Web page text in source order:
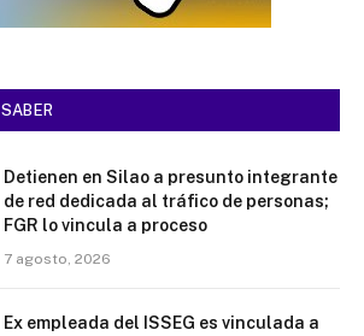
SABER
Detienen en Silao a presunto integrante
de red dedicada al tráfico de personas;
FGR lo vincula a proceso
7 agosto, 2026
Ex empleada del ISSEG es vinculada a